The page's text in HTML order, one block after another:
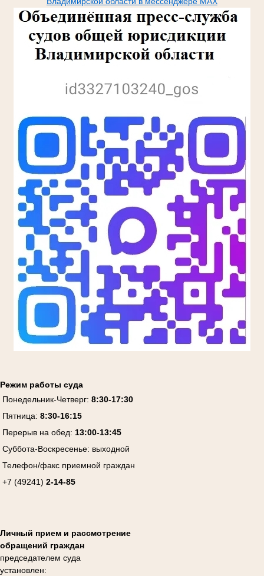
Режим работы суда
Понедельник-Четверг: 8:30-17:30
Пятница: 8:30-16:15
Перерыв на обед: 13:00-13:45
Суббота-Воскресенье: выходной
Телефон/факс приемной граждан
+7 (49241) 2-14-85
Личный прием и рассмотрение
обращений граждан
председателем суда
установлен: